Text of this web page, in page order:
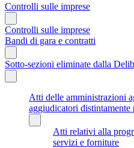
Controlli sulle imprese
Controlli sulle imprese
Bandi di gara e contratti
Sotto-sezioni eliminate dalla
Atti delle amministrazioni
aggiudicatori distintamente
Atti relativi alla
servizi e forniture